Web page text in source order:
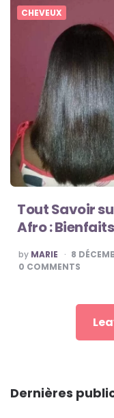
CHEVEUX
Tout Savoir
Afro :
POSTED
BY
by MARIE 8
0 COMMENTS
Dernières